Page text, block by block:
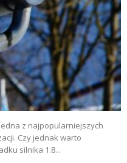
z najpopularniejszych
Czy jednak warto
silnika 1.8...